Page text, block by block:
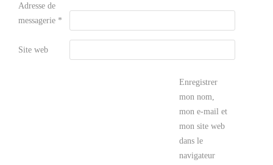
Adresse de
messagerie *
Site web
Enregistrer
mon nom,
mon e-mail et
mon site web
dans le
navigateur